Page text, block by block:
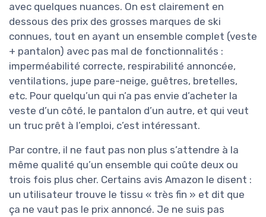
avec quelques nuances. On est clairement en
dessous des prix des grosses marques de ski
connues, tout en ayant un ensemble complet (veste
+ pantalon) avec pas mal de fonctionnalités :
imperméabilité correcte, respirabilité annoncée,
ventilations, jupe pare-neige, guêtres, bretelles,
etc. Pour quelqu’un qui n’a pas envie d’acheter la
veste d’un côté, le pantalon d’un autre, et qui veut
un truc prêt à l’emploi, c’est intéressant.
Par contre, il ne faut pas non plus s’attendre à la
même qualité qu’un ensemble qui coûte deux ou
trois fois plus cher. Certains avis Amazon le disent :
un utilisateur trouve le tissu « très fin » et dit que
ça ne vaut pas le prix annoncé. Je ne suis pas